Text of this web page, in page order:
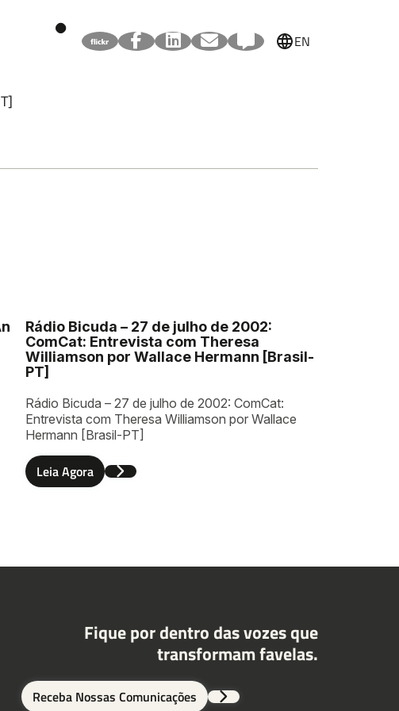
EN
Rádio Bicuda – 27 de julho de 2002:
ComCat: Entrevista com Theresa
Williamson por Wallace Hermann [Brasil-
PT]
Rádio Bicuda – 27 de julho de 2002: ComCat:
Entrevista com Theresa Williamson por Wallace
Hermann [Brasil-PT]
Leia Agora
Fique por dentro das vozes que
transformam favelas.
Receba Nossas Comunicações